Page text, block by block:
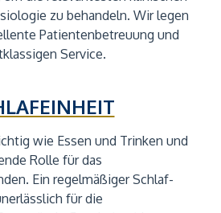
zu behandeln. Wir legen
Patientenbetreuung und
Service.
wie Essen und Trinken und
Rolle für das
Ein regelmäßiger Schlaf-
für die